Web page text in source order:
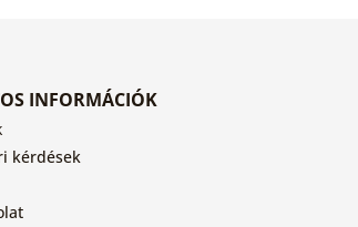
INFORMÁCIÓK
kérdések